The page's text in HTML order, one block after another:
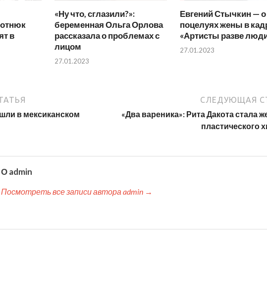
в
«Ну что, сглазили?»:
беременная Ольга Орлова
рассказала о проблемах с
лицом
27.01.2023
Евгений Стычкин — о
поцелуях жены в
«Артисты разве
27.01.2023
в мексиканском
СЛЕДУЮЩАЯ
«Два вареника»: Рита Дакота стала
пластического
О admin
Посмотреть все записи автора admin →